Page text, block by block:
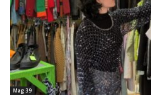
Mag 39